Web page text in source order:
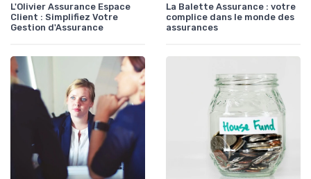
L'Olivier Assurance Espace
Client : Simplifiez Votre
Gestion d'Assurance
La Balette Assurance : votre
complice dans le monde des
assurances